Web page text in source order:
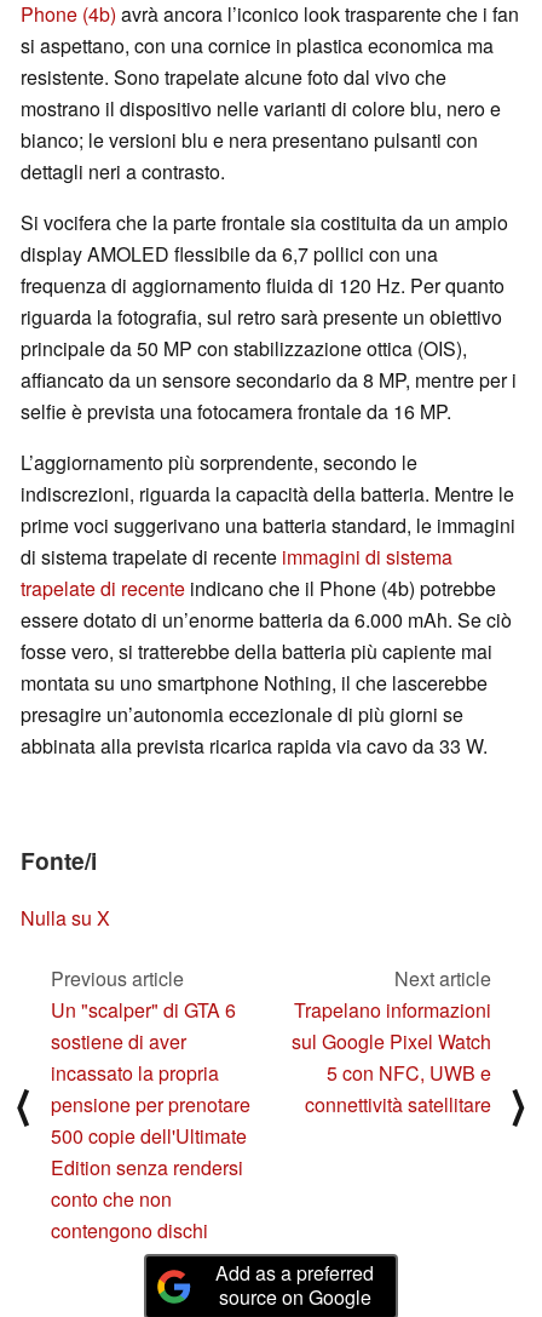
Phone (4b) avrà ancora l’iconico look trasparente che i fan
si aspettano, con una cornice in plastica economica ma
resistente. Sono trapelate alcune foto dal vivo che
mostrano il dispositivo nelle varianti di colore blu, nero e
bianco; le versioni blu e nera presentano pulsanti con
dettagli neri a contrasto.
Si vocifera che la parte frontale sia costituita da un ampio
display AMOLED flessibile da 6,7 pollici con una
frequenza di aggiornamento fluida di 120 Hz. Per quanto
riguarda la fotografia, sul retro sarà presente un obiettivo
principale da 50 MP con stabilizzazione ottica (OIS),
affiancato da un sensore secondario da 8 MP, mentre per i
selfie è prevista una fotocamera frontale da 16 MP.
L’aggiornamento più sorprendente, secondo le
indiscrezioni, riguarda la capacità della batteria. Mentre le
prime voci suggerivano una batteria standard, le immagini
di sistema trapelate di recente immagini di sistema
trapelate di recente indicano che il Phone (4b) potrebbe
essere dotato di un’enorme batteria da 6.000 mAh. Se ciò
fosse vero, si tratterebbe della batteria più capiente mai
montata su uno smartphone Nothing, il che lascerebbe
presagire un’autonomia eccezionale di più giorni se
abbinata alla prevista ricarica rapida via cavo da 33 W.
Fonte/i
Nulla su X
⟨
Previous article
Un "scalper" di GTA 6
sostiene di aver
incassato la propria
pensione per prenotare
500 copie dell'Ultimate
Edition senza rendersi
conto che non
contengono dischi
Next article
Trapelano informazioni
sul Google Pixel Watch
5 con NFC, UWB e
connettività satellitare
⟩
Add as a preferred
source on Google